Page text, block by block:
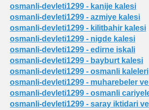
osmanli-devleti1299 - kanije kalesi
osmanli-devleti1299 - azmiye kalesi
osmanli-devleti1299 - kilitbahir kalesi
osmanli-devleti1299 - nigde kalesi
osmanli-devleti1299 - edirne iskali
osmanli-devleti1299 - bayburt kalesi
osmanli-devleti1299 - osmanli kaleleri
osmanli-devleti1299 - muharebeler
osmanli-devleti1299 - osmanli
osmanli-devleti1299 - saray iktidari